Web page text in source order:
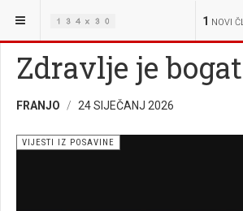
1 NOVI
NALAZITE SE OVDJE: VIJESTI IZ
Zdravlje je
FRANJO 24 SIJEČANJ 2026
VIJESTI IZ POSAVINE